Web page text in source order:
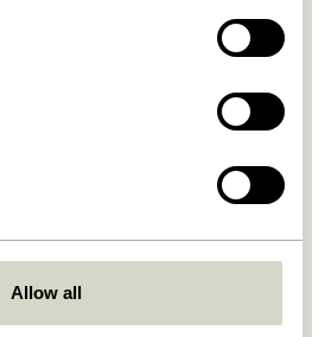
Allow all